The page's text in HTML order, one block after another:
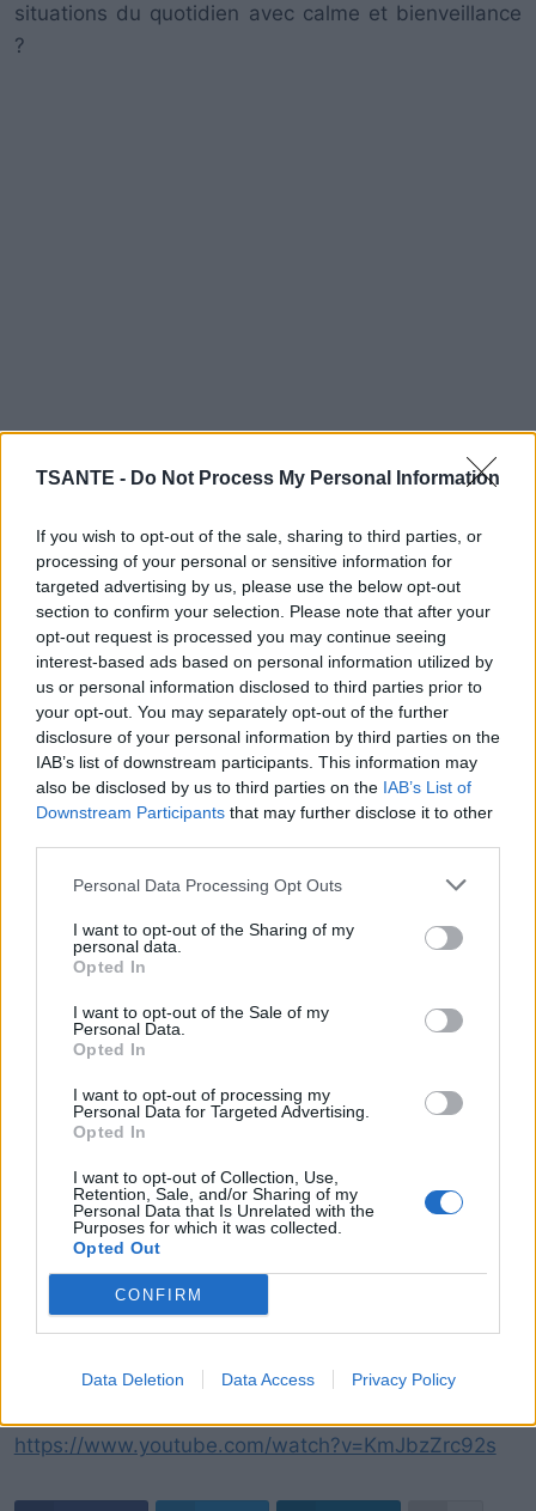
TSANTE - Do Not Process My Personal Information
If you wish to opt-out of the sale, sharing to third parties, or
processing of your personal or sensitive information for
targeted advertising by us, please use the below opt-out
section to confirm your selection. Please note that after your
opt-out request is processed you may continue seeing
interest-based ads based on personal information utilized by
us or personal information disclosed to third parties prior to
your opt-out. You may separately opt-out of the further
disclosure of your personal information by third parties on the
IAB’s list of downstream participants. This information may
also be disclosed by us to third parties on the IAB’s List of
Downstream Participants that may further disclose it to other
Personal Data Processing Opt Outs
I want to opt-out of the Sharing of my
personal data.
Opted In
I want to opt-out of the Sale of my
Personal Data.
Opted In
I want to opt-out of processing my
Personal Data for Targeted Advertising.
Opted In
I want to opt-out of Collection, Use,
Retention, Sale, and/or Sharing of my
Personal Data that Is Unrelated with the
Purposes for which it was collected.
Opted Out
CONFIRM
Data Deletion Data Access Privacy Policy
situations du quotidien avec calme et bienveillance
?
Retrouvez-moi dans cette vidéo tournée cet hiver
pour en savoir plus.
Dans cette vidéo, vous verrez dans les moindres
comment ne plus se mettre en colère contre ses
https://www.youtube.com/watch?v=KmJbzZrc92s